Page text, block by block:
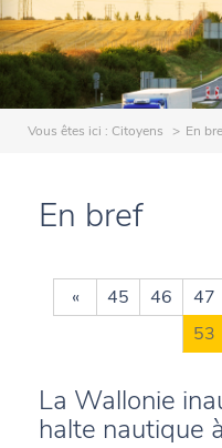
Vous êtes ici : Citoyens En
En bref
« 45 46 47
53
La Wallonie
halte nautique